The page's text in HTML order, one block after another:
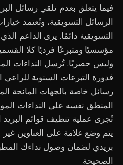
فيما يتعلق بعدم تلقي رسائل
الرسائل التسويقية، وتُعتمد
التسويقية دائمًا. يرى الداعم
مؤسسيًا ومتبرعًا فرديًا كلا
وليس حصريًا. تُرسل النداءات
فدورة التبرعات السنوية
رسائل خاصة بالجهات المانحة
المنطق نفسه على النداءات
تُجرى عملية تنظيف قوائم البريد
يتم وضع علامة على العناوين
بريدي لضمان وصول نداءك
الصحيحة.